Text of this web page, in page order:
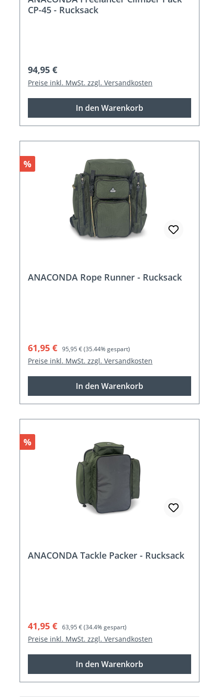
CP-45 - Rucksack
Regulärer Preis:
94,95 €
Preise inkl. MwSt. zzgl. Versandkosten
In den Warenkorb
Rabatt
%
ANACONDA Rope Runner - Rucksack
Verkaufspreis:
61,95 € Regulärer Preis:
95,95 €(35.44% gespart)
Preise inkl. MwSt. zzgl. Versandkosten
In den Warenkorb
Rabatt
%
ANACONDA Tackle Packer - Rucksack
Verkaufspreis:
41,95 € Regulärer Preis:
63,95 €(34.4% gespart)
Preise inkl. MwSt. zzgl. Versandkosten
In den Warenkorb